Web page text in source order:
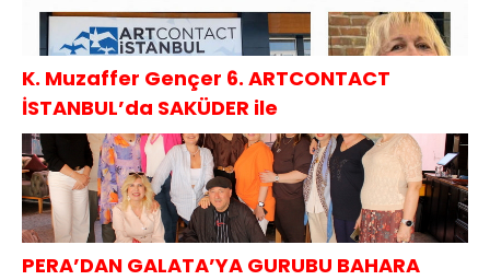
K. Muzaffer Gençer 6. ARTCONTACT
İSTANBUL’da SAKÜDER ile
PERA’DAN GALATA’YA GURUBU BAHARA